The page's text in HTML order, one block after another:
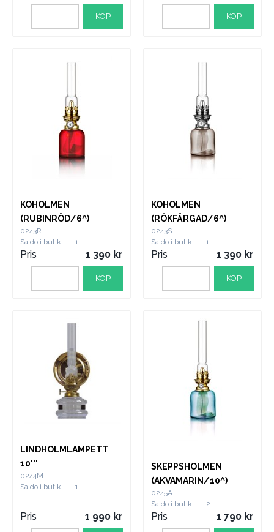
KÖP KÖP
KOHOLMEN
(RUBINRÖD/6^)
0243R
Saldo i butik
1
Pris 1 390
KÖP
KOHOLMEN
(RÖKFÄRGAD/6^)
0243S
Saldo i butik
1
Pris 1 390
KÖP
LINDHOLMLAMPETT
10'''
0244M
Saldo i butik
1
Pris 1 990
SKEPPSHOLMEN
(AKVAMARIN/10^)
0245A
Saldo i butik
2
Pris 1 790